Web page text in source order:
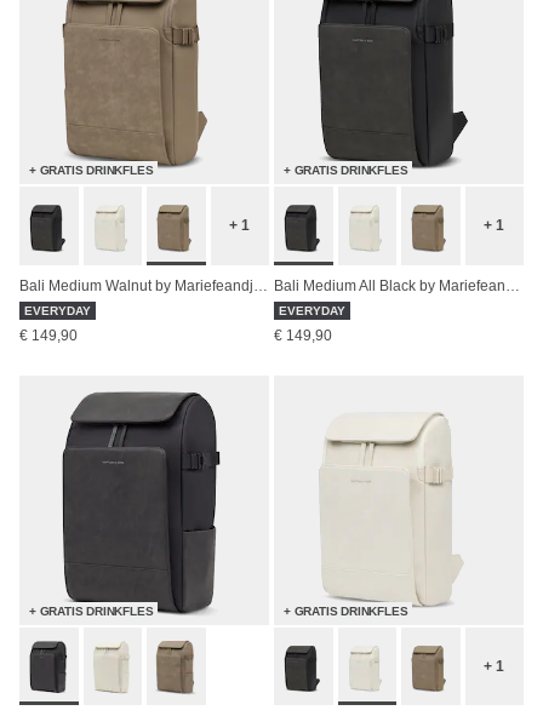
+ GRATIS DRINKFLES
+ 1
EVERYDAY
€ 149,90
+ GRATIS DRINKFLES
+ 1
EVERYDAY
€ 149,90
+ GRATIS DRINKFLES + GRATIS DRINKFLES
+ 1